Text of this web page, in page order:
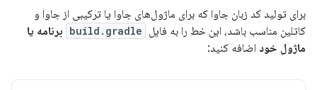
برای تولید کد زبان جاوا که برای ماژول‌های جاوا یا ترکیبی از جاوا و
کاتلین مناسب باشد، این خط را به فایل build.gradle برنامه یا
ماژول خود اضافه کنید: